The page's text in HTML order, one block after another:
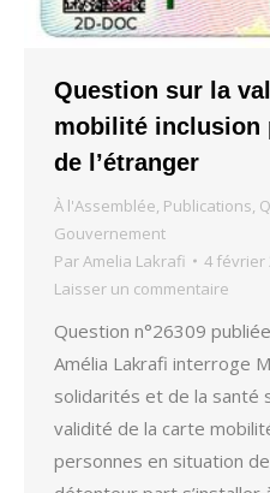
Question sur la
mobilité inclusion
de l’étranger
À l'Assemblée, Publications,
Gouvernement
ParAmelia Lakrafi
4 février
Laisser un commentaire
Question n°26309
Amélia Lakrafi interroge
solidarités et de la santé
validité de la carte
personnes en situation